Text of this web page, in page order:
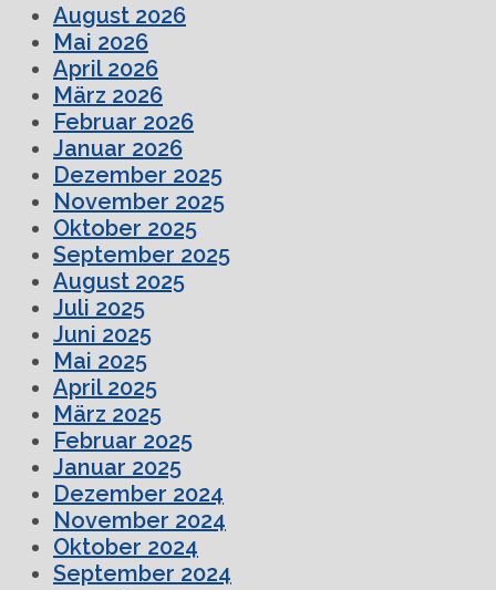
August 2026
Mai 2026
April 2026
März 2026
Februar 2026
Januar 2026
Dezember 2025
November 2025
Oktober 2025
September 2025
August 2025
Juli 2025
Juni 2025
Mai 2025
April 2025
März 2025
Februar 2025
Januar 2025
Dezember 2024
November 2024
Oktober 2024
September 2024